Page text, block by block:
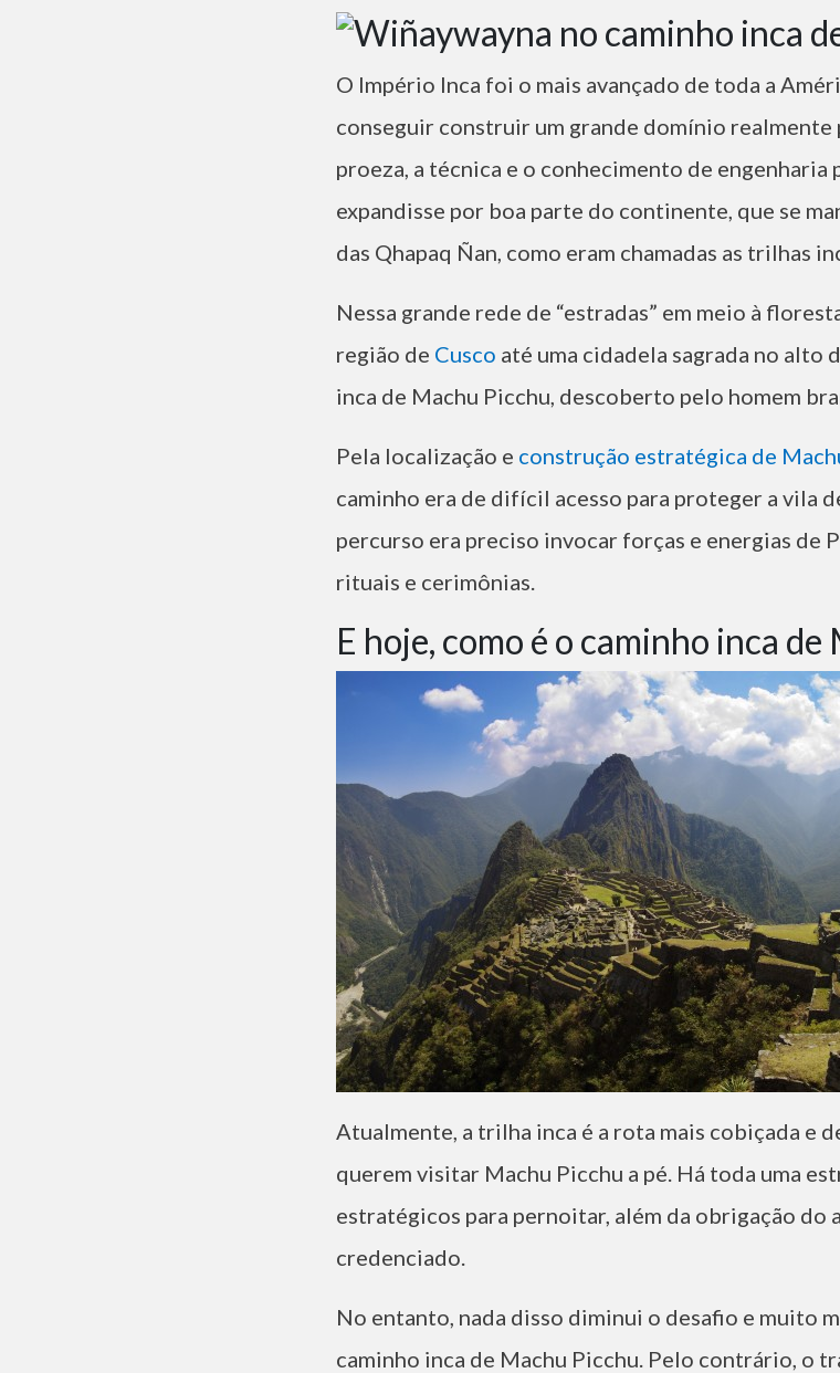
O Império Inca foi o mais avançado de toda a
conseguir construir um grande domínio
proeza, a técnica e o conhecimento de
expandisse por boa parte do continente, que se
das Qhapaq Ñan, como eram chamadas as trilhas
Nessa grande rede de “estradas” em meio à
região de Cusco até uma cidadela sagrada no alto
inca de Machu Picchu, descoberto pelo homem
Pela localização e construção estratégica de
caminho era de difícil acesso para proteger a vila
percurso era preciso invocar forças e energias de
rituais e cerimônias.
E hoje, como é o caminho inca
Atualmente, a trilha inca é a rota mais cobiçada e
querem visitar Machu Picchu a pé. Há toda uma
estratégicos para pernoitar, além da obrigação do
credenciado.
No entanto, nada disso diminui o desafio e muito
caminho inca de Machu Picchu. Pelo contrário, o